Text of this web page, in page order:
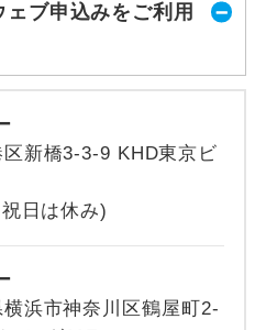
ェブ申込みをご利用
新橋3-3-9 KHD東京ビ
日は休み)
浜市神奈川区鶴屋町2-